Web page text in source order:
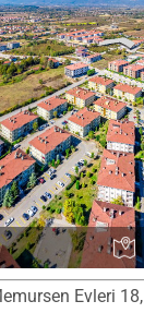
Evleri